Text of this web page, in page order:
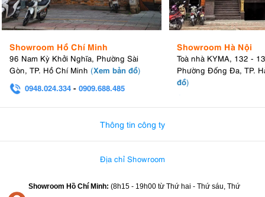
Showroom Hồ Chí Minh
96 Nam Kỳ Khởi Nghĩa, Phường Sài
Gòn, TP. Hồ Chí Minh (Xem bản đồ)
0948.024.334 - 0909.688.485
Showroom Hà Nội
Toà nhà KYMA, 132 -
Phường Đống Đa, TP.
đồ)
Thông tin công ty
Địa chỉ Showroom
Showroom Hồ Chí Minh: (8h15 - 19h00 từ Thứ hai - Thứ sáu, Thứ